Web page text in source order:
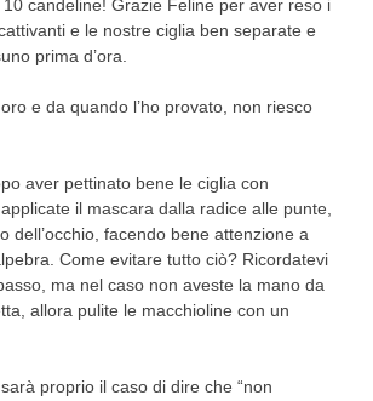
ARCHIVES
candeline! Grazie Feline per aver reso i
e le nostre ciglia ben separate e
prima d’ora.
e da quando l’ho provato, non riesco
aver pettinato bene le ciglia con
il mascara dalla radice alle punte,
dell’occhio, facendo bene attenzione a
Come evitare tutto ciò? Ricordatevi
ma nel caso non aveste la mano da
allora pulite le macchioline con un
proprio il caso di dire che “non